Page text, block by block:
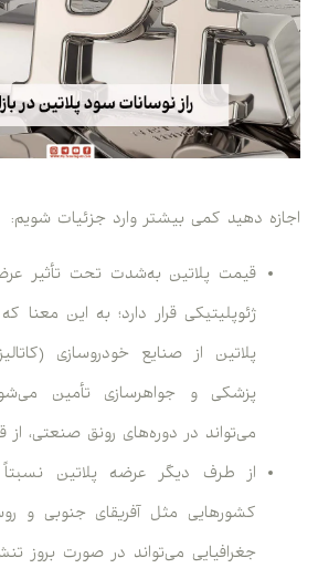
اجازه دهید کمی بیشتر وارد جزئیات شویم:
قیمت پلاتین به‌شدت تحت تأثیر
ژئوپلیتیکی قرار دارد؛ به این معنا
پلاتین از صنایع خودروسازی
پزشکی و جواهرسازی تأمین
می‌تواند در دوره‌های رونق صنعتی،
از طرف دیگر عرضه پلاتین
کشورهایی مثل آفریقای جنوبی و
جغرافیایی می‌تواند در صورت بروز